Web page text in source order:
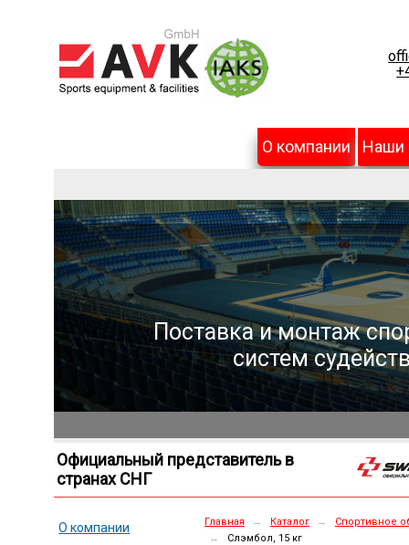
О компании Наши
Поставка и монтаж
систем
Официальный представитель в
странах СНГ
О компании
Главная → Каталог →
Спортивное
→
Слэмбол, 15 кг